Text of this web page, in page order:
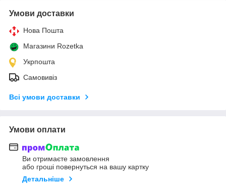
Умови доставки
Нова Пошта
Магазини Rozetka
Укрпошта
Самовивіз
Всі умови доставки
Умови оплати
Ви отримаєте замовлення
або гроші повернуться на вашу картку
Детальніше